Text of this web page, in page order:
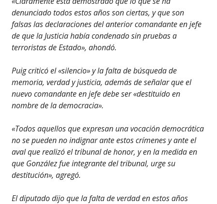
denunciado todos estos años son ciertas, y que son
falsas las declaraciones del anterior comandante en jefe
de que la Justicia había condenado sin pruebas a
terroristas de Estado», ahondó.
Puig criticó el «silencio» y la falta de búsqueda de
memoria, verdad y justicia, además de señalar que el
nuevo comandante en jefe debe ser «destituido en
nombre de la democracia».
«Todos aquellos que expresan una vocación democrática
no se pueden no indignar ante estos crímenes y ante el
aval que realizó el tribunal de honor, y en la medida en
que González fue integrante del tribunal, urge su
destitución», agregó.
El diputado dijo que la falta de verdad en estos años